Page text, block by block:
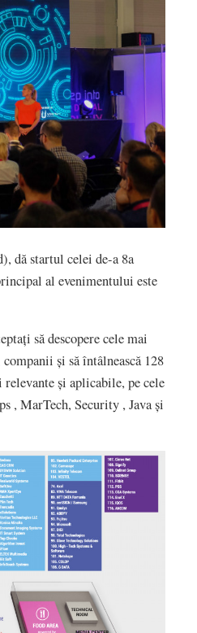
dă startul celei de-a 8a
al evenimentului este
să descopere cele mai
și să întâlnească 128
și aplicabile, pe cele
, MarTech, Security , Java și